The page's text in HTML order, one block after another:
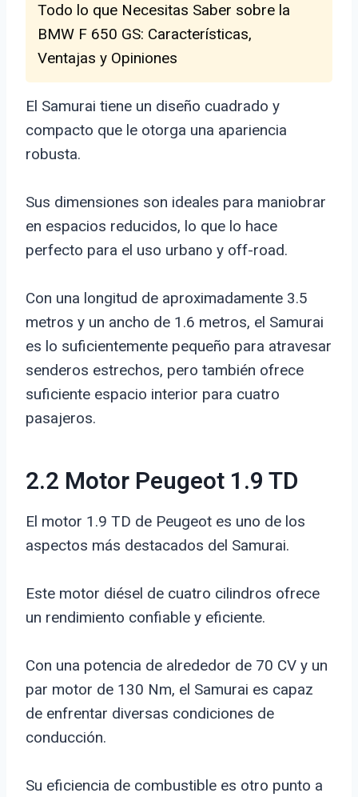
Todo lo que Necesitas Saber sobre la
BMW F 650 GS: Características,
Ventajas y Opiniones
El Samurai tiene un diseño cuadrado y
compacto que le otorga una apariencia
robusta.
Sus dimensiones son ideales para maniobrar
en espacios reducidos, lo que lo hace
perfecto para el uso urbano y off-road.
Con una longitud de aproximadamente 3.5
metros y un ancho de 1.6 metros, el Samurai
es lo suficientemente pequeño para atravesar
senderos estrechos, pero también ofrece
suficiente espacio interior para cuatro
pasajeros.
2.2 Motor Peugeot 1.9 TD
El motor 1.9 TD de Peugeot es uno de los
aspectos más destacados del Samurai.
Este motor diésel de cuatro cilindros ofrece
un rendimiento confiable y eficiente.
Con una potencia de alrededor de 70 CV y un
par motor de 130 Nm, el Samurai es capaz
de enfrentar diversas condiciones de
conducción.
Su eficiencia de combustible es otro punto a